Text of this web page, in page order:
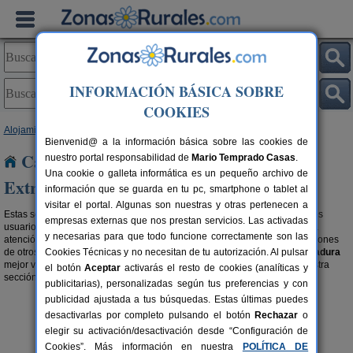
Alojamientos
Casas recomendadas por viajeros en
Extremadura
Estas son las casa recomendadas en turismo rural mejor valoradas por los
usuarios. Por su ubicación, por sus servicios, por sus instalaciones, por la
atención del propietario,... Si eres de los que eligen escuchando las opiniones
de otros viajeros, estos son losalojamientos recomendados en Extremadura
mejor valorados. Si prefieres aprovechar grandes descuentos, visita nuestra
sección de
Casas Rurales con ofertas en Extremadura
INFORMACIÓN BÁSICA SOBRE
COOKIES
Bienvenid@ a la información básica sobre las cookies de
nuestro portal responsabilidad de Mario Temprado Casas.
Una cookie o galleta informática es un pequeño archivo de
información que se guarda en tu pc, smartphone o tablet al
visitar el portal. Algunas son nuestras y otras pertenecen a
empresas externas que nos prestan servicios. Las activadas
y necesarias para que todo funcione correctamente son las
Cookies Técnicas y no necesitan de tu autorización. Al pulsar
el botónAceptar activarás el resto de cookies (analíticas y
publicitarias), personalizadas según tus preferencias y con
publicidad ajustada a tus búsquedas. Estas últimas puedes
desactivarlas por completo pulsando el botón Rechazar o
elegir su activación/desactivación desde “Configuración de
Cookies”. Más información en nuestra
POLÍTICA DE